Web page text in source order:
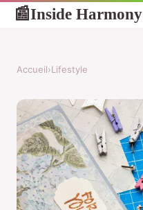
📰Inside Harmony
Accueil›Lifestyle